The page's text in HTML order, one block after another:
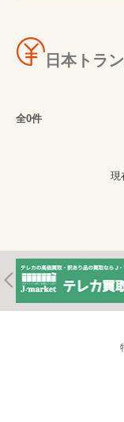
日本トラ
全0件
現